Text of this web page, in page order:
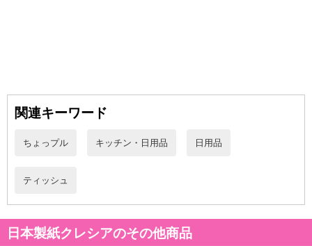
●植物由来のアルコール配合で強力除菌。
●ヒアルロン酸・尿素・11種の天然植物エキス入り。
●パラベンフリー・無香料。
やすい。
※全ての菌を除去するわけではありません。
関連キーワード
ちょっプル キッチン・日用品 日用品
ティッシュ
日本製紙クレシアのその他商品